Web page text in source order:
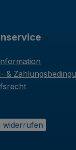
&
widerrufen